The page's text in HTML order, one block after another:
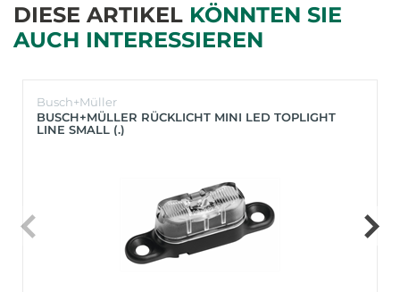
DIESE ARTIKEL KÖNNTEN SIE
AUCH INTERESSIEREN
Busch+Müller
BUSCH+MÜLLER RÜCKLICHT MINI LED TOPLIGHT
LINE SMALL (.)